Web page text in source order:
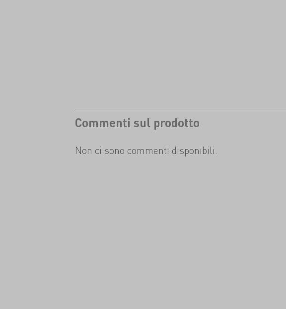
Commenti sul prodotto
Non ci sono commenti disponibili.